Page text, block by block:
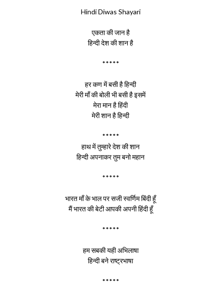
Hindi Diwas Shayari
एकता की जान है
हिन्दी देश की शान है
*****
हर कण में बसी है हिन्दी
मेरी माँ की बोली भी बसी है इसमें
मेरा मान है हिंदी
मेरी शान है हिन्दी
*****
हाथ में तुम्हारे देश की शान
हिन्दी अपनाकर तुम बनो महान
*****
भारत माँ के भाल पर सजी स्वर्णिम बिंदी हूँ
मैं भारत की बेटी आपकी अपनी हिंदी हूँ
*****
हम सबकी यही अभिलाषा
हिन्दी बने राष्ट्रभाषा
*****